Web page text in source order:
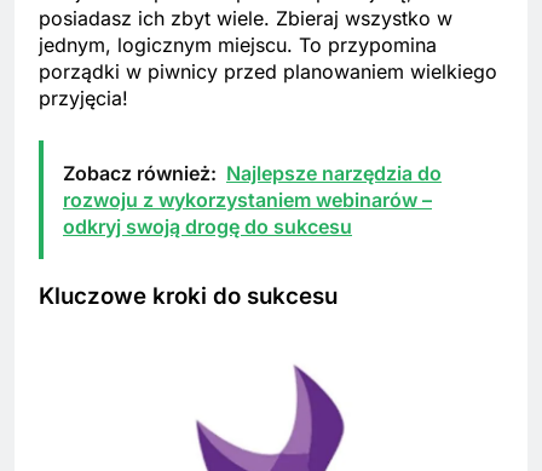
posiadasz ich zbyt wiele. Zbieraj wszystko w
jednym, logicznym miejscu. To przypomina
porządki w piwnicy przed planowaniem wielkiego
przyjęcia!
Zobacz również: Najlepsze narzędzia do
rozwoju z wykorzystaniem webinarów –
odkryj swoją drogę do sukcesu
Kluczowe kroki do sukcesu